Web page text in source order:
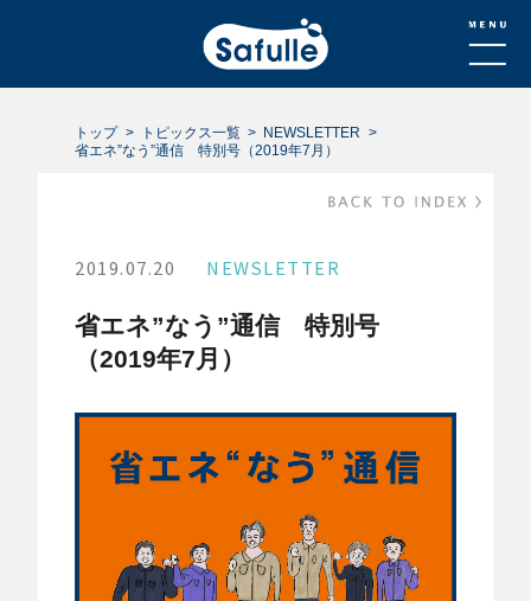
トップ トピックス一覧
NEWSLETTER
省エネ”なう”通信 特別号（2019年7月）
2019.07.20 NEWSLETTER
省エネ”なう”通信 特別号
（2019年7月）